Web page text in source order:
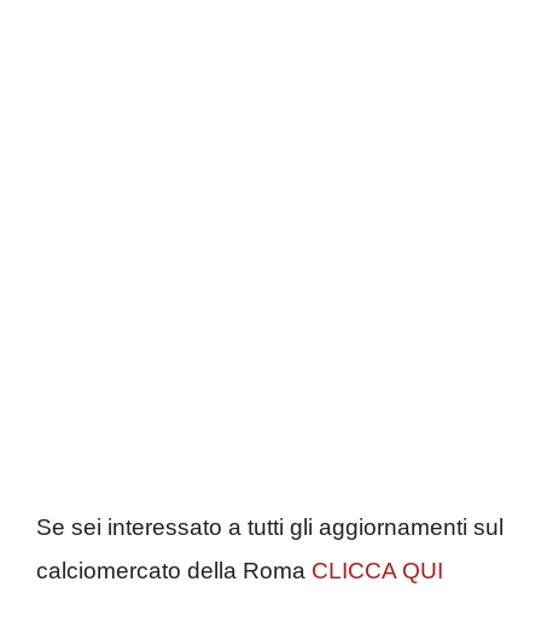
Se sei interessato a tutti gli aggiornamenti sul
calciomercato della Roma CLICCA QUI